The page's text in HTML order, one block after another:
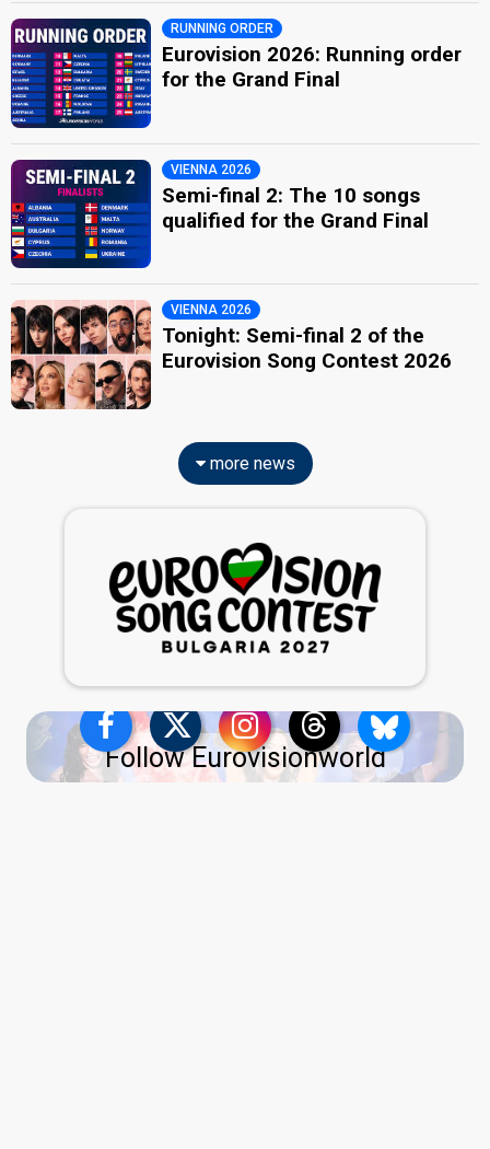
RUNNING ORDER
Eurovision 2026: Running order
for the Grand Final
VIENNA 2026
Semi-final 2: The 10 songs
qualified for the Grand Final
VIENNA 2026
Tonight: Semi-final 2 of the
Eurovision Song Contest 2026
more news
Follow Eurovisionworld